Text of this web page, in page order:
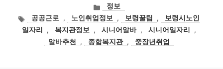
카
테
고
리
정보
태
그
공공근로 , 노인취업정보 , 보령꿀팁 ,
보령시노인
일자리
, 복지관정보 , 시니어알바 , 시니어일자리
,
알바추천
, 종합복지관 , 중장년취업